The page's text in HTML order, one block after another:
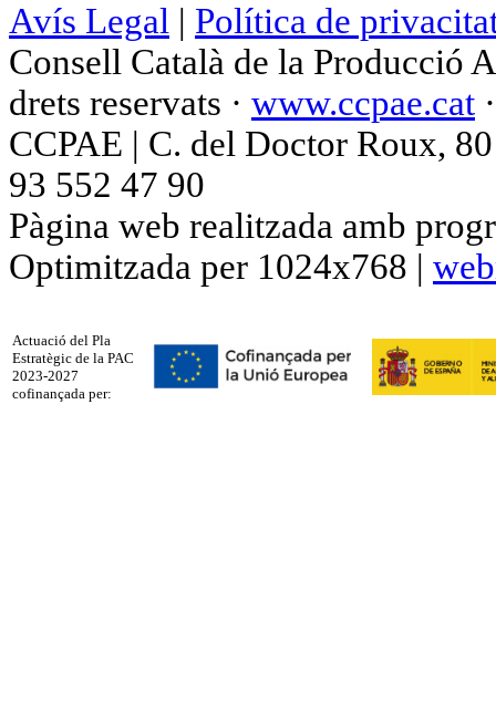
Avís Legal | Política de
Consell Català de la Producció
drets reservats · www.ccpae.cat
CCPAE | C. del Doctor Roux,
93 552 47 90
Pàgina web realitzada amb
Optimitzada per 1024x768 |
Actuació del Pla
Estratègic de la PAC
2023-2027
cofinançada per: